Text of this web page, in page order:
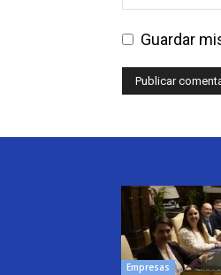
Guardar
Empresas